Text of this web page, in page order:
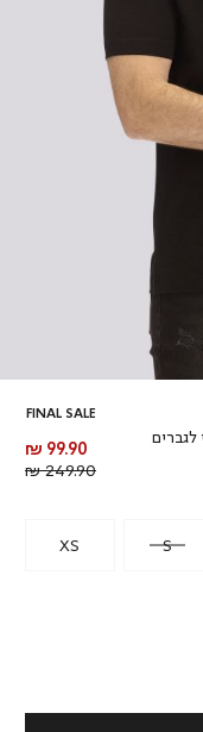
FINAL SALE
מחיר
מוצר
99.90 ₪
249.90 ₪
XS S